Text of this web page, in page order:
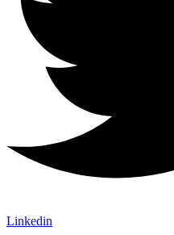
Linkedin